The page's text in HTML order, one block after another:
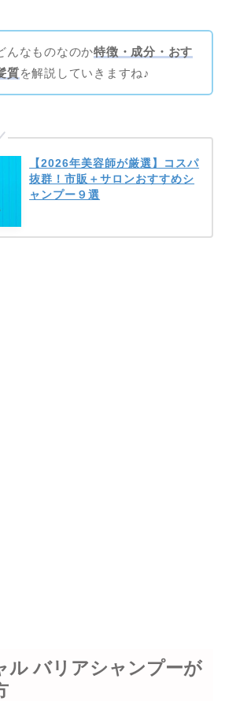
んなものなのか特徴・成分・おす
質を解説していきますね♪
【2026年美容師が厳選】コスパ
抜群！市販＋サロンおすすめシ
ャンプー９選
ル バリアシャンプーが